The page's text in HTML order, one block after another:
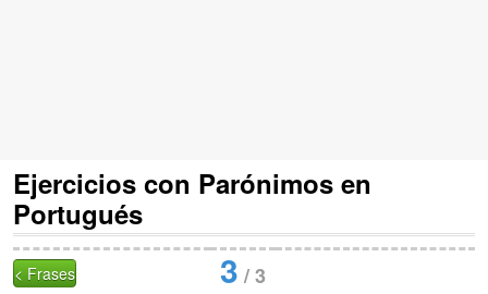
Ejercicios con Parónimos en
Portugués
< Frases 3 /3